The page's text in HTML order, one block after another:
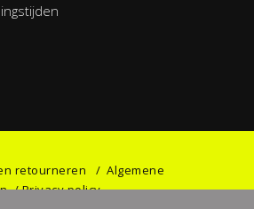
retourneren /Algemene
/Privacy policy